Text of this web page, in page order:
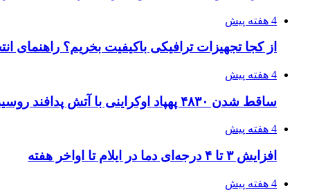
4 هفته پیش
از کجا تجهیزات ترافیکی باکیفیت بخریم؟ راهنمای
4 هفته پیش
ساقط شدن ۴۸۳۰ پهپاد اوکراینی با آتش پدافند روسیه
4 هفته پیش
افزایش ۳ تا ۴ درجه‌ای دما در ایلام تا اواخر هفته
4 هفته پیش